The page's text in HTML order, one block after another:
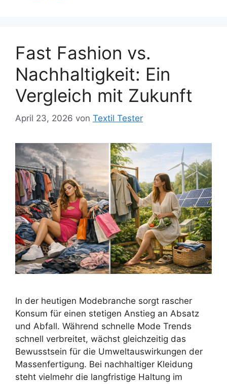
Fast Fashion vs.
Nachhaltigkeit: Ein
Vergleich mit Zukunft
April 23, 2026 von Textil Tester
In der heutigen Modebranche sorgt rascher
Konsum für einen stetigen Anstieg an Absatz
und Abfall. Während schnelle Mode Trends
schnell verbreitet, wächst gleichzeitig das
Bewusstsein für die Umweltauswirkungen der
Massenfertigung. Bei nachhaltiger Kleidung
steht vielmehr die langfristige Haltung im